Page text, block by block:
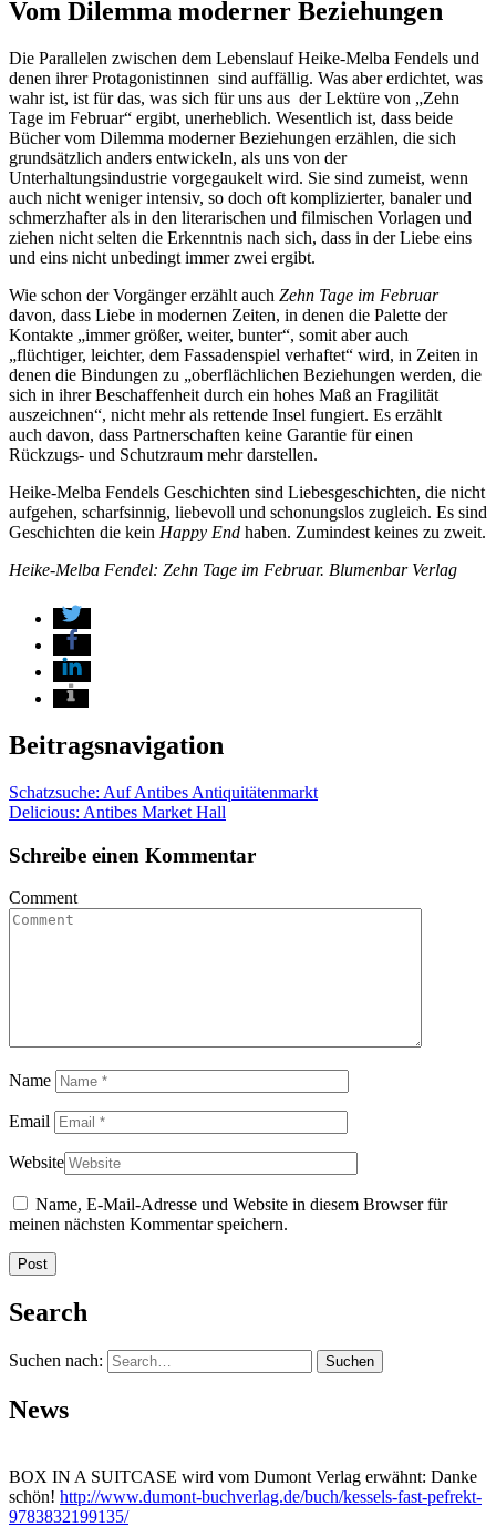
Vom Dilemma moderner Beziehungen
Die Parallelen zwischen dem Lebenslauf Heike-Melba Fendels und
denen ihrer Protagonistinnen sind auffällig. Was aber erdichtet, was
wahr ist, ist für das, was sich für uns aus der Lektüre von „Zehn
Tage im Februar“ ergibt, unerheblich. Wesentlich ist, dass beide
Bücher vom Dilemma moderner Beziehungen erzählen, die sich
grundsätzlich anders entwickeln, als uns von der
Unterhaltungsindustrie vorgegaukelt wird. Sie sind zumeist, wenn
auch nicht weniger intensiv, so doch oft komplizierter, banaler und
schmerzhafter als in den literarischen und filmischen Vorlagen und
ziehen nicht selten die Erkenntnis nach sich, dass in der Liebe eins
und eins nicht unbedingt immer zwei ergibt.
Wie schon der Vorgänger erzählt auch Zehn Tage im Februar
davon, dass Liebe in modernen Zeiten, in denen die Palette der
Kontakte „immer größer, weiter, bunter“, somit aber auch
„flüchtiger, leichter, dem Fassadenspiel verhaftet“ wird, in Zeiten in
denen die Bindungen zu „oberflächlichen Beziehungen werden, die
sich in ihrer Beschaffenheit durch ein hohes Maß an Fragilität
auszeichnen“, nicht mehr als rettende Insel fungiert. Es erzählt
auch davon, dass Partnerschaften keine Garantie für einen
Rückzugs- und Schutzraum mehr darstellen.
Heike-Melba Fendels Geschichten sind Liebesgeschichten, die nicht
aufgehen, scharfsinnig, liebevoll und schonungslos zugleich. Es sind
Geschichten die kein Happy End haben. Zumindest keines zu zweit.
Heike-Melba Fendel: Zehn Tage im Februar. Blumenbar Verlag
Beitragsnavigation
Schatzsuche: Auf Antibes Antiquitätenmarkt
Delicious: Antibes Market Hall
Schreibe einen Kommentar
Comment
Name
Email
Website
Name, E-Mail-Adresse und Website in diesem Browser für
meinen nächsten Kommentar speichern.
Search
Suchen nach:
News
BOX IN A SUITCASE wird vom Dumont Verlag erwähnt: Danke
schön! http://www.dumont-buchverlag.de/buch/kessels-fast-pefrekt-
9783832199135/